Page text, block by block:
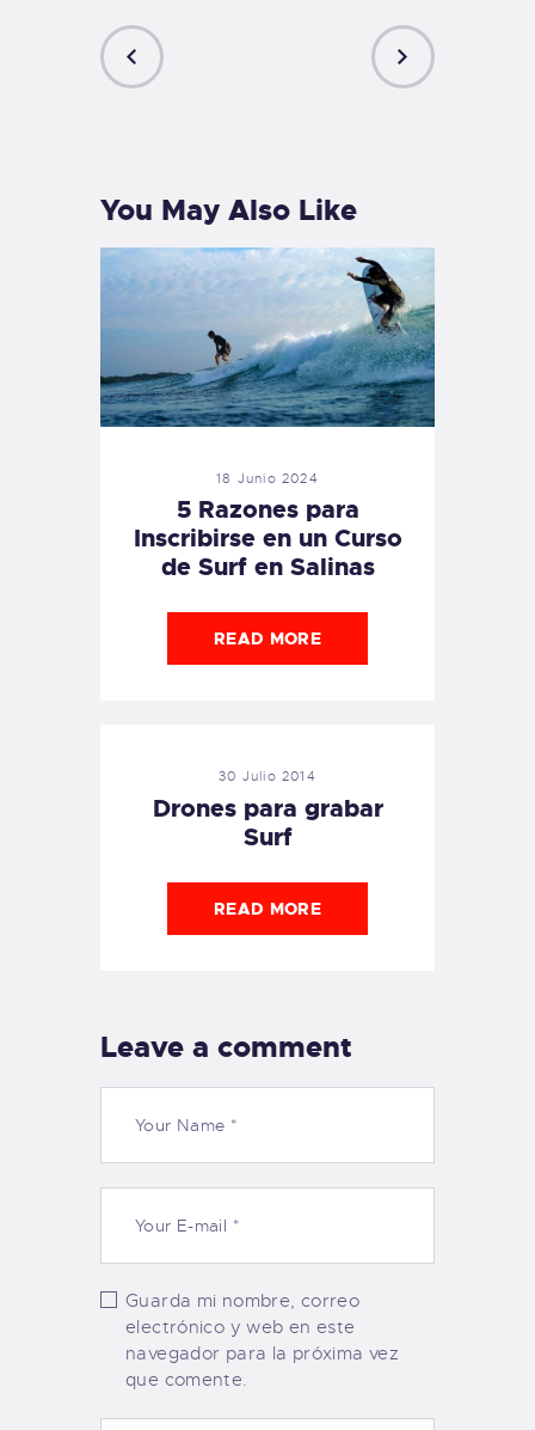
You May Also Like
18 Junio 2024
5 Razones para
Inscribirse en un Curso
de Surf en Salinas
READ MORE
30 Julio 2014
Drones para grabar
Surf
READ MORE
Leave a comment
Guarda mi nombre, correo
electrónico y web en este
navegador para la próxima vez
que comente.